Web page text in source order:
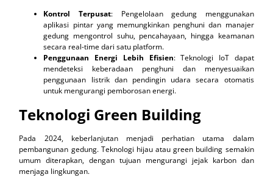
Kontrol Terpusat: Pengelolaan gedung menggunakan
aplikasi pintar yang memungkinkan penghuni dan manajer
gedung mengontrol suhu, pencahayaan, hingga keamanan
secara real-time dari satu platform.
Penggunaan Energi Lebih Efisien: Teknologi IoT dapat
mendeteksi keberadaan penghuni dan menyesuaikan
penggunaan listrik dan pendingin udara secara otomatis
untuk mengurangi pemborosan energi.
Teknologi Green Building
Pada 2024, keberlanjutan menjadi perhatian utama dalam
pembangunan gedung. Teknologi hijau atau green building semakin
umum diterapkan, dengan tujuan mengurangi jejak karbon dan
menjaga lingkungan.